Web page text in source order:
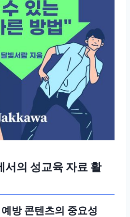
서의 성교육 자료 활
방 콘텐츠의 중요성